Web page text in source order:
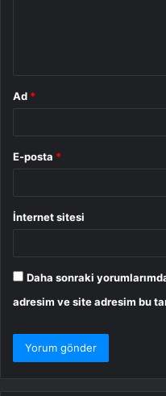
Ad *
E-posta *
İnternet sitesi
Daha sonraki
adresim ve site adresim bu